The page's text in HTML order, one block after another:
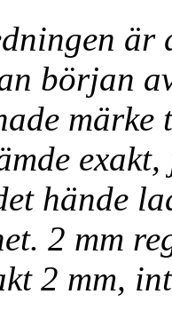
är
början
hände
2 mm
2 mm,